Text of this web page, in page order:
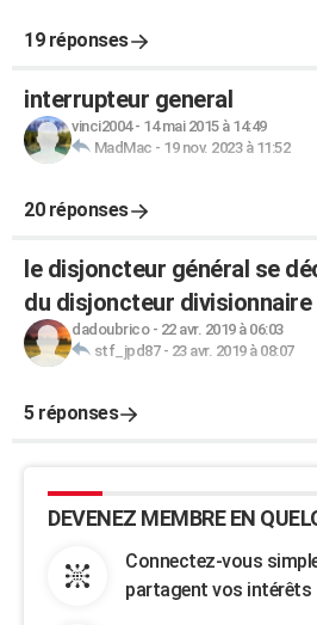
19 réponses
interrupteur general
vinci2004- 14 mai 2015 à 14:49
MadMac - 19 nov. 2023 à 11:52
20 réponses
le disjoncteur général se
du disjoncteur divisionnaire
dadoubrico- 22 avr. 2019 à 06:03
stf_jpd87- 23 avr. 2019 à 08:07
5 réponses
DEVENEZ MEMBRE EN
Connectez-vous
partagent vos intérêts